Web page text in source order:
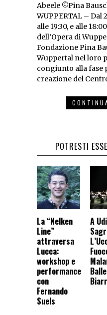
Abeele ©Pina
WUPPERTAL – Dal
alle 19:30, e alle
dell’Opera di
Fondazione Pina
Wuppertal nel loro
congiunto alla fase
creazione del
POTRESTI
La “Nelken
Line”
attraversa
Lucca:
workshop e
performance
con
Fernando
Suels
A